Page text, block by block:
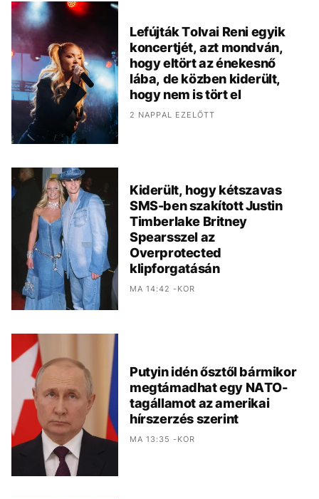
Lefújták Tolvai Reni egyik
koncertjét, azt mondván,
hogy eltört az énekesnő
lába, de közben kiderült,
hogy nem is tört el
2 NAPPAL EZELŐTT
Kiderült, hogy kétszavas
SMS-ben szakított Justin
Timberlake Britney
Spearsszel az
Overprotected
klipforgatásán
MA 14:42 -KOR
Putyin idén ősztől bármikor
megtámadhat egy NATO-
tagállamot az amerikai
hírszerzés szerint
MA 13:35 -KOR